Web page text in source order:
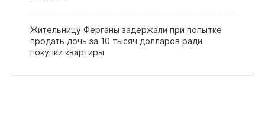
Жительницу Ферганы задержали при попытке
продать дочь за 10 тысяч долларов ради
покупки квартиры